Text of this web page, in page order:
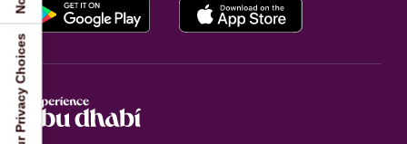
Your Privacy Choices